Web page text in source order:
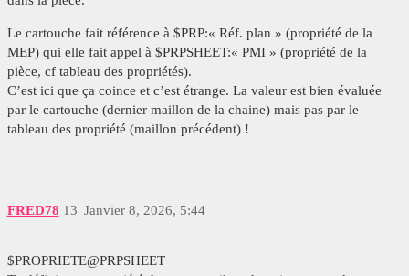
Le cartouche fait référence à $PRP:« Réf. plan » (propriété de la
MEP) qui elle fait appel à $PRPSHEET:« PMI » (propriété de la
pièce, cf tableau des propriétés).
C’est ici que ça coince et c’est étrange. La valeur est bien évaluée
par le cartouche (dernier maillon de la chaine) mais pas par le
tableau des propriété (maillon précédent) !
FRED78 Janvier 8, 2026, 5:44
13
$PROPRIETE@PRPSHEET